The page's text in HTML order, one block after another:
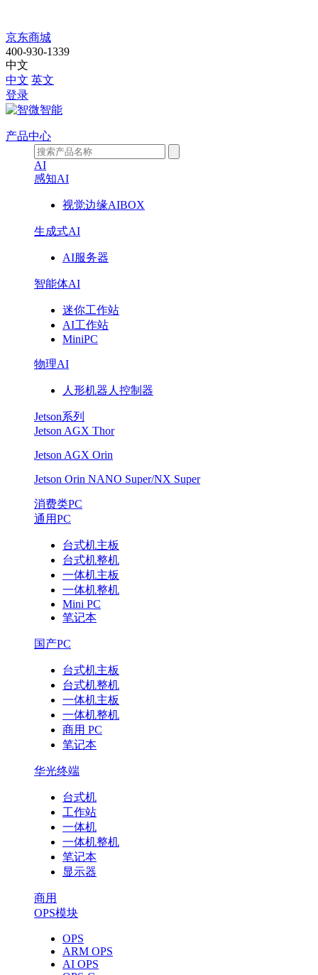
W144
京东商城
400-930-1339
中文
中文 英文
登录
产品中心
AI
感知AI
视觉边缘AIBOX
生成式AI
AI服务器
智能体AI
迷你工作站
AI工作站
MiniPC
物理AI
人形机器人控制器
Jetson系列
Jetson AGX Thor
Jetson AGX Orin
Jetson Orin NANO Super/NX Super
消费类PC
通用PC
台式机主板
台式机整机
一体机主板
一体机整机
Mini PC
笔记本
国产PC
台式机主板
台式机整机
一体机主板
一体机整机
商用 PC
笔记本
华光终端
台式机
工作站
一体机
一体机整机
笔记本
显示器
商用
OPS模块
OPS
ARM OPS
AI OPS